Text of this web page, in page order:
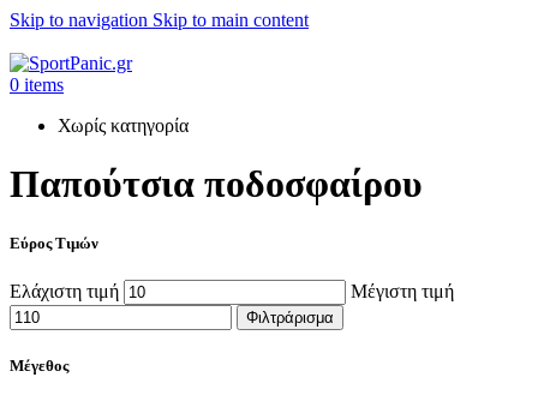
Skip to navigation Skip to main content
0 items
Χωρίς κατηγορία
Παπούτσια ποδοσφαίρου
Εύρος Τιμών
Ελάχιστη τιμή Μέγιστη τιμή
Φιλτράρισμα
Μέγεθος